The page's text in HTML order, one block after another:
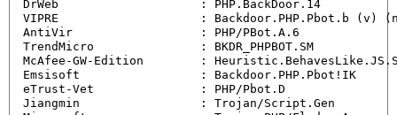
DrWeb                    : PHP.BackDoor.14
VIPRE                    : Backdoor.PHP.Pbot.b (v)
AntiVir                  : PHP/PBot.A.6
TrendMicro               : BKDR_PHPBOT.SM
McAfee-GW-Edition        :
Emsisoft                 : Backdoor.PHP.Pbot!IK
eTrust-Vet               : PHP/Pbot.D
Jiangmin                 : Trojan/Script.Gen